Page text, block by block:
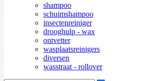
shampoo
schuimshampoo
insectenreiniger
drooghulp - wax
ontvetter
wasplaatsreinigers
diversen
wasstraat - rollover